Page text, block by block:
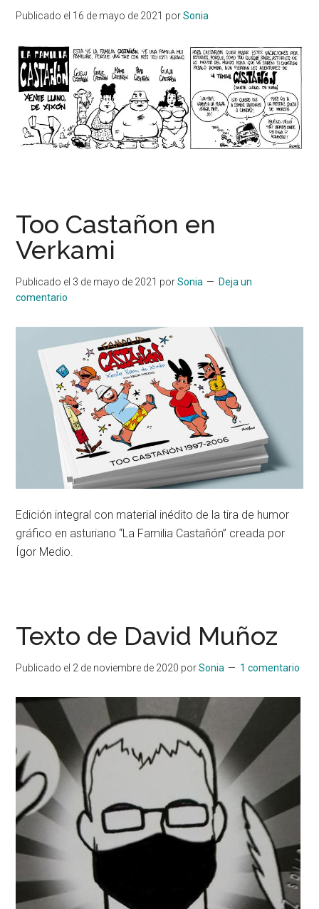
Publicado el 16 de mayo de 2021 porSonia
Too Castañon en
Verkami
Publicado el 3 de mayo de 2021 porSonia
Deja un
comentario
Edición integral con material inédito de la tira de humor
gráfico en asturiano “La Familia Castañón” creada por
Ígor Medio.
Texto de David Muñoz
Publicado el 2 de noviembre de 2020 porSonia 1 comentario